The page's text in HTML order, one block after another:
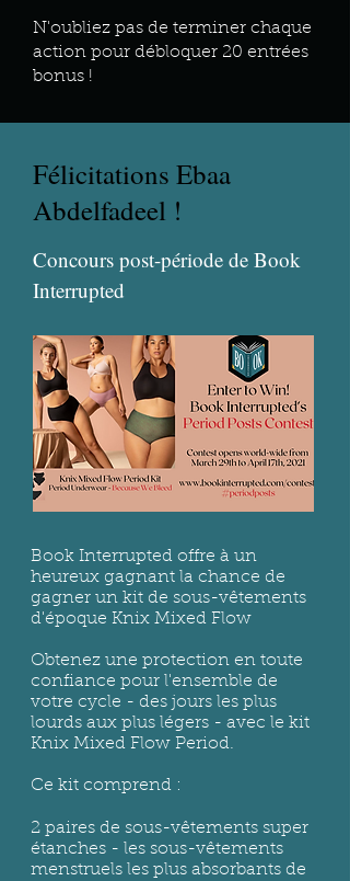
N'oubliez pas de terminer chaque
action pour débloquer 20 entrées
bonus !
Félicitations Ebaa
Abdelfadeel !
Concours post-période de Book
Interrupted
Book Interrupted offre à un
heureux gagnant la chance de
gagner un kit de sous-vêtements
d'époque Knix Mixed Flow
Obtenez une protection en toute
confiance pour l'ensemble de
votre cycle - des jours les plus
lourds aux plus légers - avec le kit
Knix Mixed Flow Period.
Ce kit comprend :
2 paires de sous-vêtements super
étanches - les sous-vêtements
menstruels les plus absorbants de